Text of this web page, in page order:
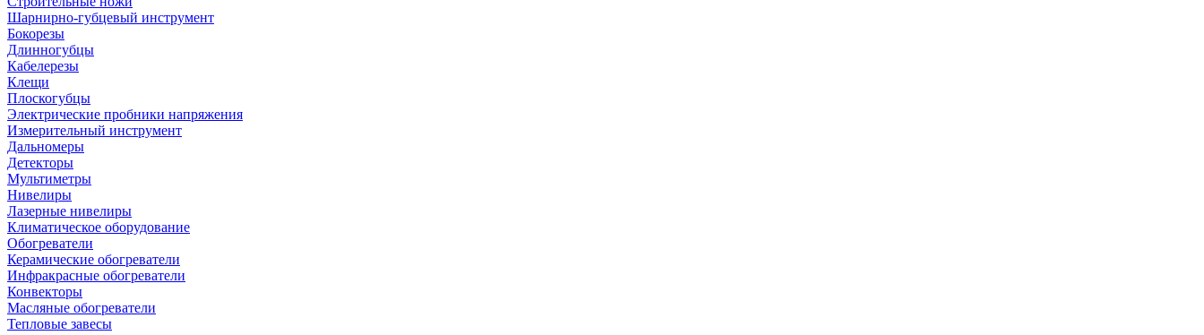
Шарнирно-губцевый инструмент
Бокорезы
Длинногубцы
Кабелерезы
Клещи
Плоскогубцы
Электрические пробники напряжения
Измерительный инструмент
Дальномеры
Детекторы
Мультиметры
Нивелиры
Лазерные нивелиры
Климатическое оборудование
Обогреватели
Керамические обогреватели
Инфракрасные обогреватели
Конвекторы
Масляные обогреватели
Тепловые завесы